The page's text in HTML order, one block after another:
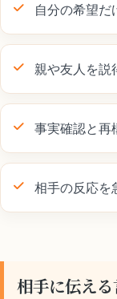
自分の希望だ
親や友人を説
事実確認と再
相手の反応を
相手に伝え